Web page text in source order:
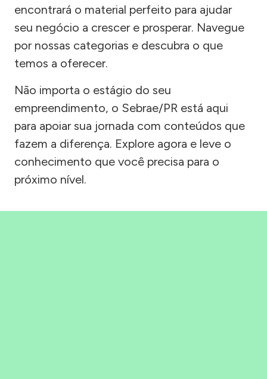
encontrará o material perfeito para ajudar
seu negócio a crescer e prosperar. Navegue
por nossas categorias e descubra o que
temos a oferecer.
Não importa o estágio do seu
empreendimento, o Sebrae/PR está aqui
para apoiar sua jornada com conteúdos que
fazem a diferença. Explore agora e leve o
conhecimento que você precisa para o
próximo nível.